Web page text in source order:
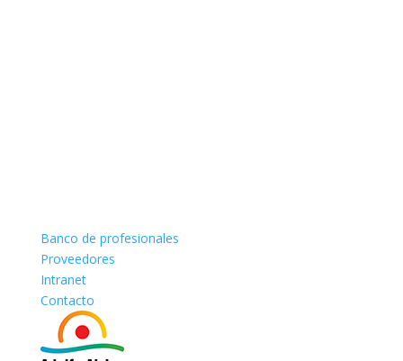
Banco de profesionales
Proveedores
Intranet
Contacto